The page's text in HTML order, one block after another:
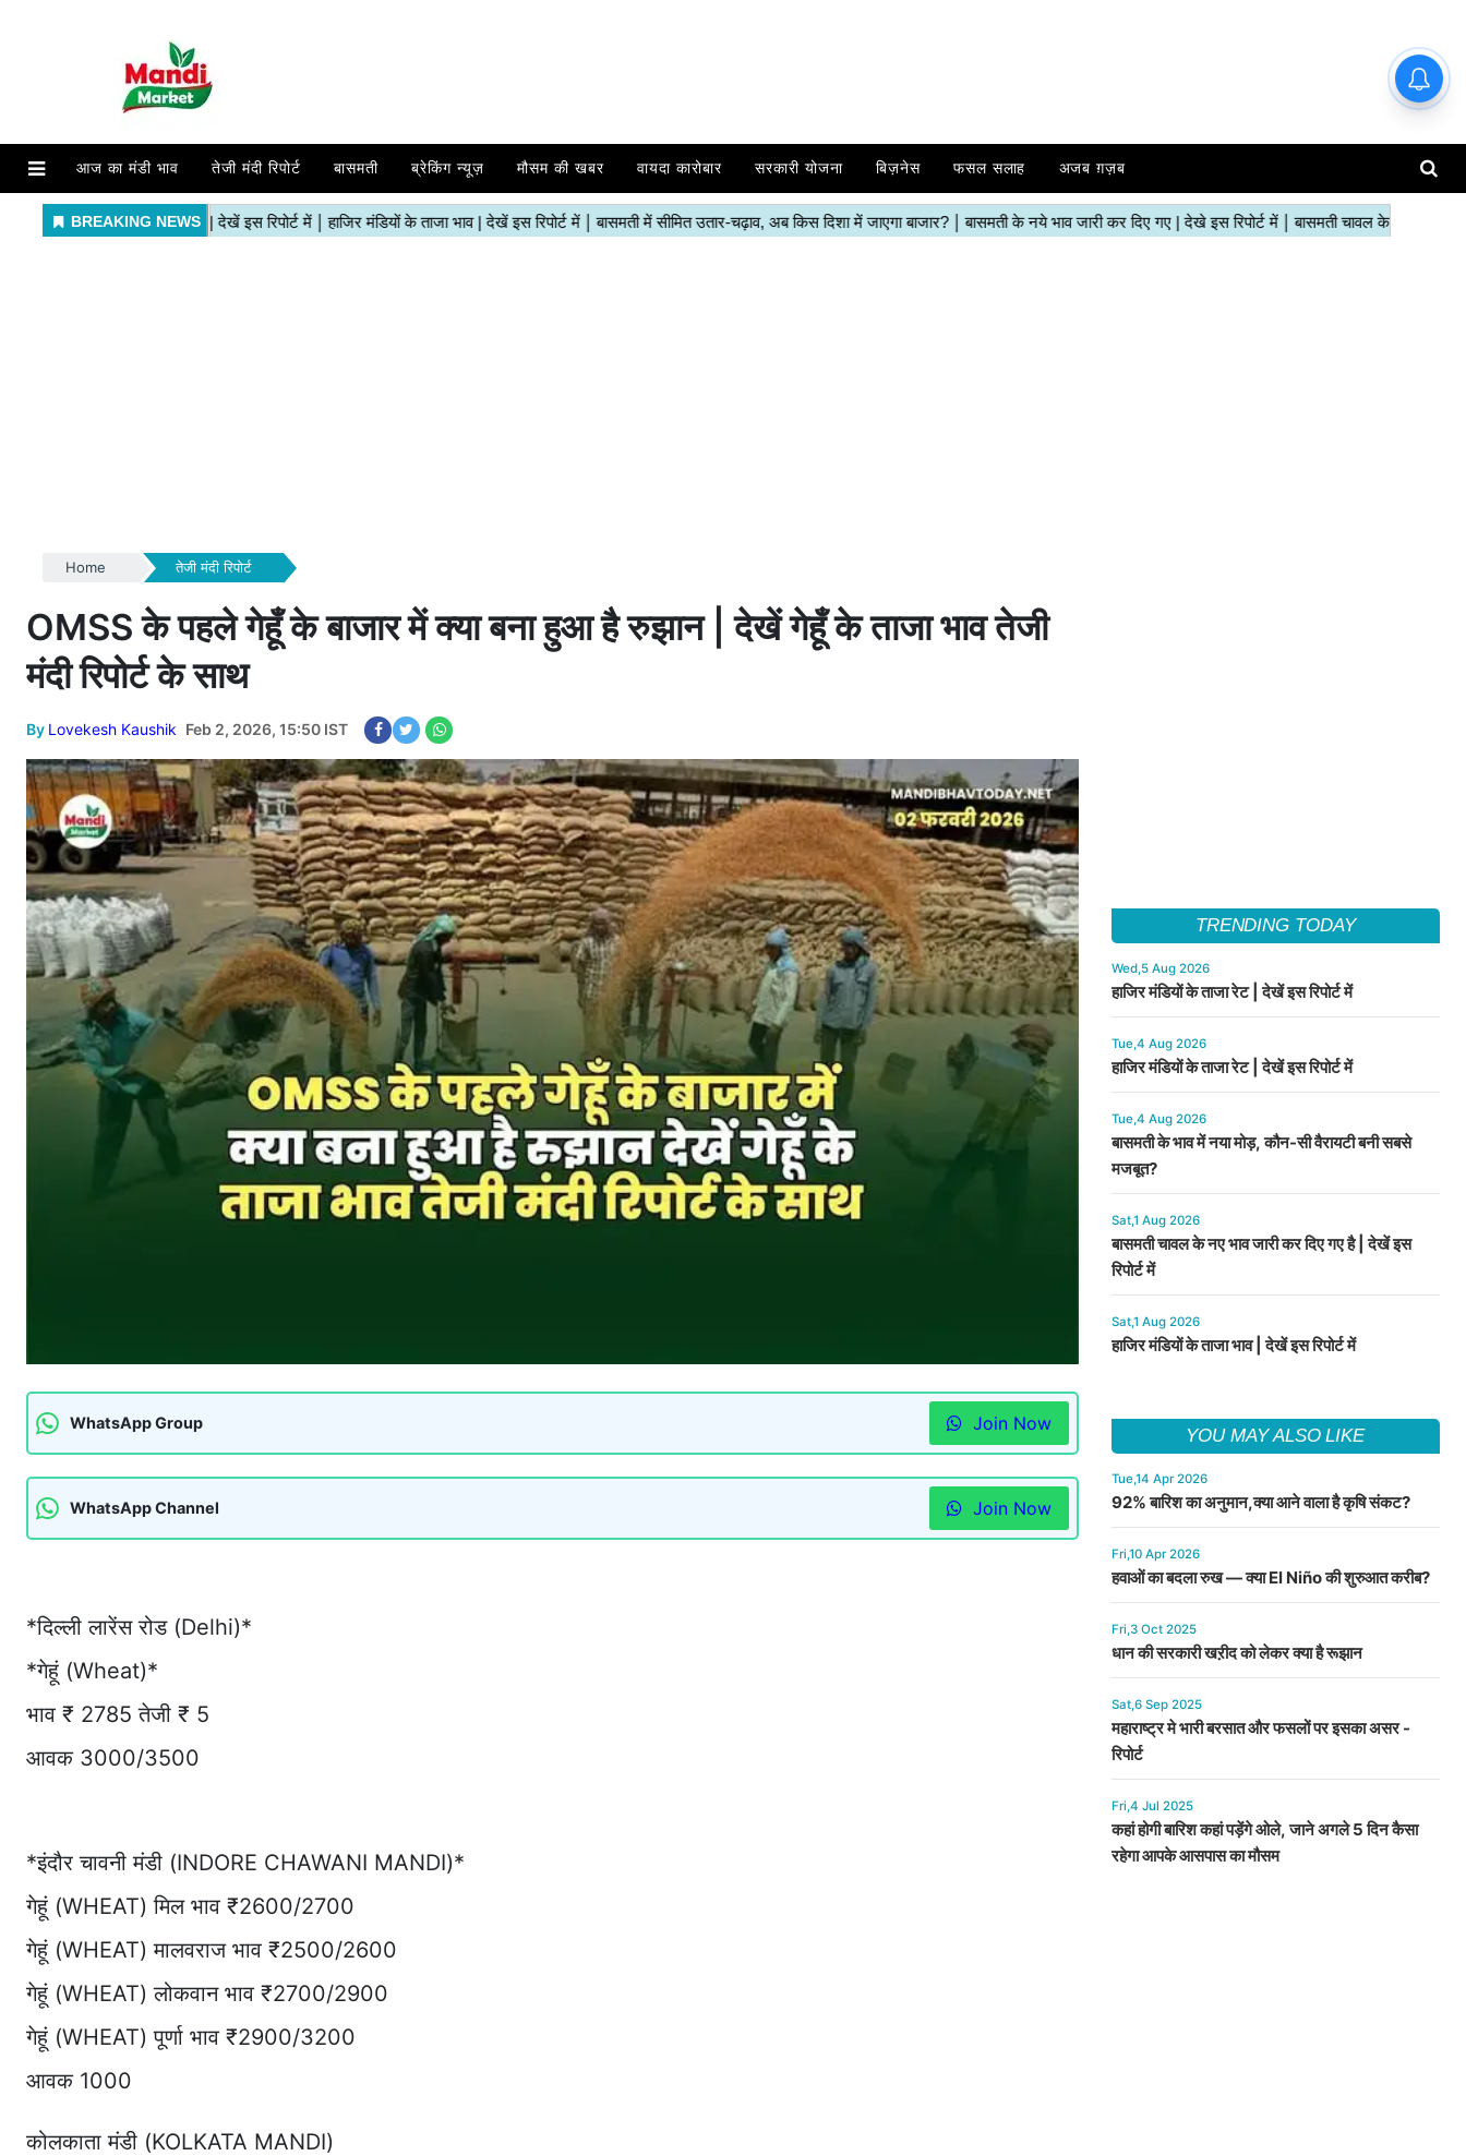
आज का मंडी भाव तेजी मंदी रिपोर्ट बासमती ब्रेकिंग न्यूज़ मौसम की खबर वायदा कारोबार सरकारी योजना बिज़नेस फसल सलाह अजब ग़ज़ब
Home तेजी मंदी रिपोर्ट
OMSS के पहले गेहूँ के बाजार में क्या बना हुआ है रुझान | देखें गेहूँ के ताजा भाव तेजी
मंदी रिपोर्ट के साथ
By Lovekesh Kaushik Feb 2, 2026, 15:50 IST
WhatsApp Group Join Now
WhatsApp Channel Join Now
*दिल्ली लारेंस रोड (Delhi)*
*गेहूं (Wheat)*
भाव ₹ 2785 तेजी ₹ 5
आवक 3000/3500
*इंदौर चावनी मंडी (INDORE CHAWANI MANDI)*
गेहूं (WHEAT) मिल भाव ₹2600/2700
गेहूं (WHEAT) मालवराज भाव ₹2500/2600
गेहूं (WHEAT) लोकवान भाव ₹2700/2900
गेहूं (WHEAT) पूर्णा भाव ₹2900/3200
आवक 1000
कोलकाता मंडी (KOLKATA MANDI)
TRENDING TODAY
Wed,5 Aug 2026
हाजिर मंडियों के ताजा रेट | देखें इस रिपोर्ट में
Tue,4 Aug 2026
हाजिर मंडियों के ताजा रेट | देखें इस रिपोर्ट में
Tue,4 Aug 2026
बासमती के भाव में नया मोड़, कौन-सी वैरायटी बनी सबसे
मजबूत?
Sat,1 Aug 2026
बासमती चावल के नए भाव जारी कर दिए गए है | देखें इस
रिपोर्ट में
Sat,1 Aug 2026
हाजिर मंडियों के ताजा भाव | देखें इस रिपोर्ट में
YOU MAY ALSO LIKE
Tue,14 Apr 2026
92% बारिश का अनुमान,क्या आने वाला है कृषि संकट?
Fri,10 Apr 2026
हवाओं का बदला रुख — क्या El Niño की शुरुआत करीब?
Fri,3 Oct 2025
धान की सरकारी खऱीद को लेकर क्या है रूझान
Sat,6 Sep 2025
महाराष्ट्र मे भारी बरसात और फसलों पर इसका असर -
रिपोर्ट
Fri,4 Jul 2025
कहां होगी बारिश कहां पड़ेंगे ओले, जाने अगले 5 दिन कैसा
रहेगा आपके आसपास का मौसम